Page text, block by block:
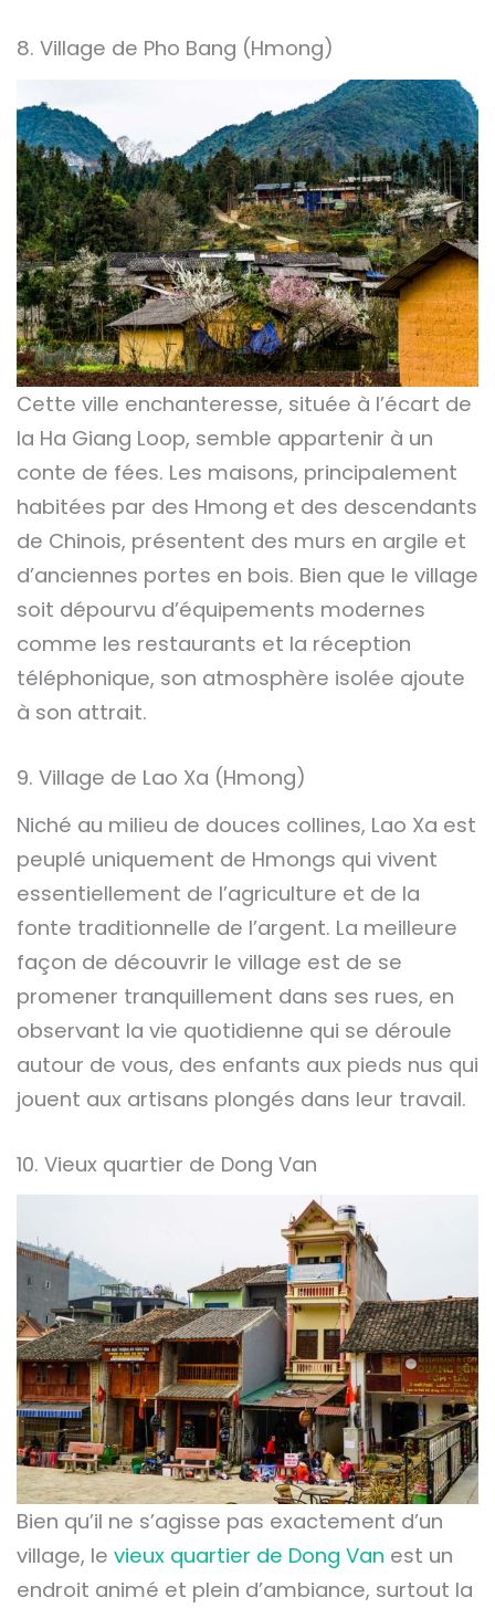
8. Village de Pho Bang (Hmong)
Cette ville enchanteresse, située à l’écart de
la Ha Giang Loop, semble appartenir à un
conte de fées. Les maisons, principalement
habitées par des Hmong et des descendants
de Chinois, présentent des murs en argile et
d’anciennes portes en bois. Bien que le village
soit dépourvu d’équipements modernes
comme les restaurants et la réception
téléphonique, son atmosphère isolée ajoute
à son attrait.
9. Village de Lao Xa (Hmong)
Niché au milieu de douces collines, Lao Xa est
peuplé uniquement de Hmongs qui vivent
essentiellement de l’agriculture et de la
fonte traditionnelle de l’argent. La meilleure
façon de découvrir le village est de se
promener tranquillement dans ses rues, en
observant la vie quotidienne qui se déroule
autour de vous, des enfants aux pieds nus qui
jouent aux artisans plongés dans leur travail.
10. Vieux quartier de Dong Van
Bien qu’il ne s’agisse pas exactement d’un
village, le vieux quartier de Dong Van est un
endroit animé et plein d’ambiance, surtout la